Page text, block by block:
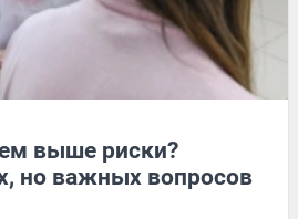
выше риски?
но важных вопросов